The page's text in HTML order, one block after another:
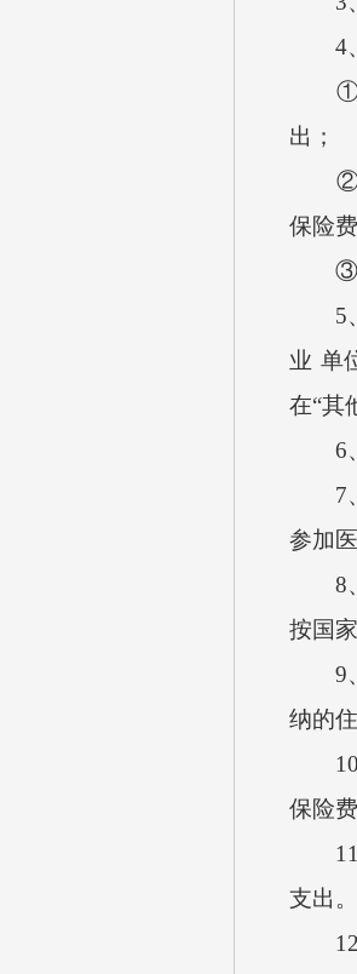
4、“
①因
出；
②公
保险
③公
5、
业 单
在“其
6、
7、
参加
8、
按国
9、
纳的
10
保险
11
支出。
12